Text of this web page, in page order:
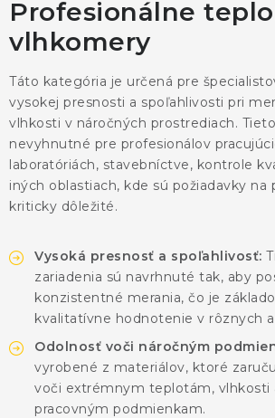
ZÁZNAMNÍKY
KALIBRÁCIA
TLAČ DPS
OSTATNÉ
KONTAKTY
ZNAČKY
Obchodné podmienky GDPR
Profesionálne
vlhkomery
Táto kategória je určená pre
vysokej presnosti a spoľahlivosti pri
vlhkosti v náročných prostrediach.
nevyhnutné pre profesionálov
laboratóriách, stavebníctve, kontrole
iných oblastiach, kde sú požiadavky na
kriticky dôležité.
Vysoká presnosť a spoľahlivosť:
zariadenia sú navrhnuté tak, aby
konzistentné merania, čo je
kvalitatívne hodnotenie v rôznych
Odolnosť voči náročným
vyrobené z materiálov, ktoré
voči extrémnym teplotám, vlhkosti
pracovným podmienkam.